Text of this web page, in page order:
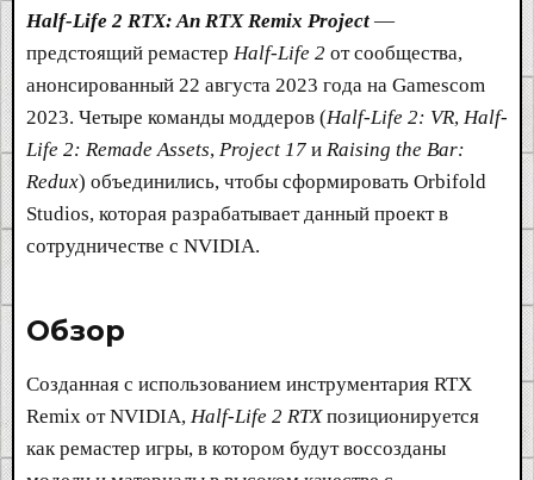
Half-Life 2 RTX: An RTX Remix Project —
предстоящий ремастер Half-Life 2 от сообщества,
анонсированный 22 августа 2023 года на Gamescom
2023. Четыре команды моддеров (Half-Life 2: VR, Half-
Life 2: Remade Assets, Project 17 и Raising the Bar:
Redux) объединились, чтобы сформировать Orbifold
Studios, которая разрабатывает данный проект в
сотрудничестве с NVIDIA.
Обзор​
Созданная с использованием инструментария RTX
Remix от NVIDIA, Half-Life 2 RTXпозиционируется
как ремастер игры, в котором будут воссозданы